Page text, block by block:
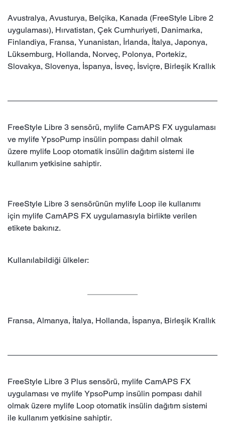
Avustralya, Avusturya, Belçika, Kanada (FreeStyle Libre 2
uygulaması), Hırvatistan, Çek Cumhuriyeti, Danimarka,
Finlandiya, Fransa, Yunanistan, İrlanda, İtalya, Japonya,
Lüksemburg, Hollanda, Norveç, Polonya, Portekiz,
Slovakya, Slovenya, İspanya, İsveç, İsviçre, Birleşik Krallık
FreeStyle Libre 3 sensörü, mylife CamAPS FX uygulaması
ve mylife YpsoPump insülin pompası dahil olmak
üzere mylife Loop otomatik insülin dağıtım sistemi ile
kullanım yetkisine sahiptir.
FreeStyle Libre 3 sensörünün mylife Loop ile kullanımı
için mylife CamAPS FX uygulamasıyla birlikte verilen
etikete bakınız.
Kullanılabildiği ülkeler:
Fransa, Almanya, İtalya, Hollanda, İspanya, Birleşik Krallık
FreeStyle Libre 3 Plus sensörü, mylife CamAPS FX
uygulaması ve mylife YpsoPump insülin pompası dahil
olmak üzere mylife Loop otomatik insülin dağıtım sistemi
ile kullanım yetkisine sahiptir.